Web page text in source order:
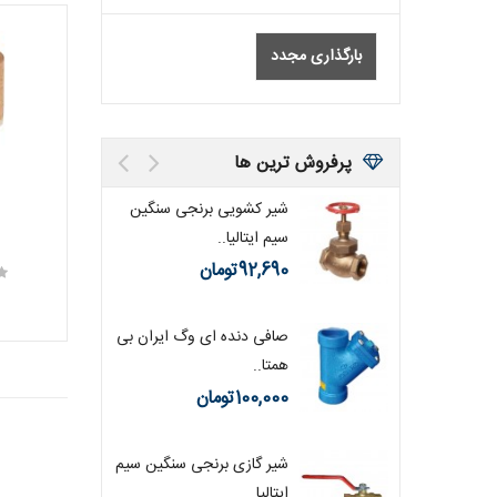
بارگذاری مجدد
پرفروش ترین ها
شیر کشویی برنجی سنگین
سیم ایتالیا..
92,690تومان
صافی دنده ای وگ ایران بی
همتا..
100,000تومان
شیر گازی برنجی سنگین سیم